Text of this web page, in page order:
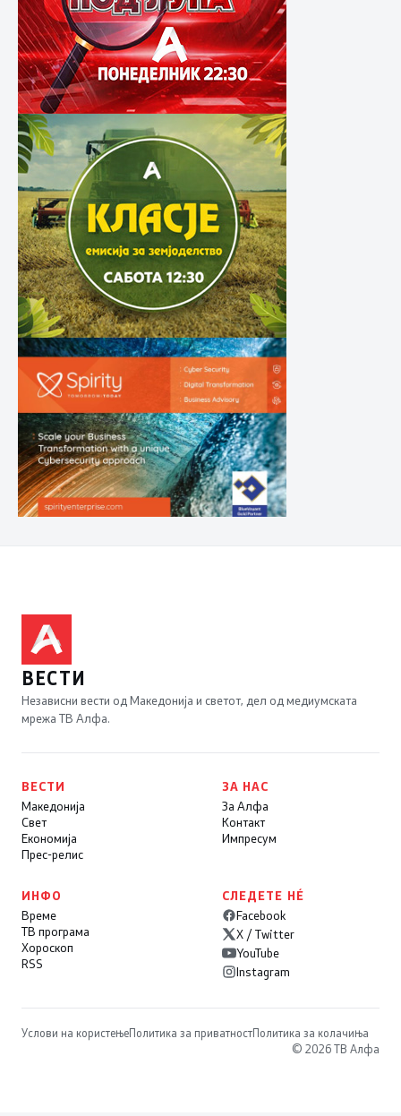
ВЕСТИ
Независни вести од Македонија и светот, дел од медиумската
мрежа ТВ Алфа.
ВЕСТИ
Македонија
Свет
Економија
Прес-релис
ЗА НАС
За Алфа
Контакт
Импресум
ИНФО
Време
ТВ програма
Хороскоп
RSS
СЛЕДЕТЕ НÉ
Facebook
X / Twitter
YouTube
Instagram
Услови на користењеПолитика за приватностПолитика за колачиња
© 2026 ТВ Алфа